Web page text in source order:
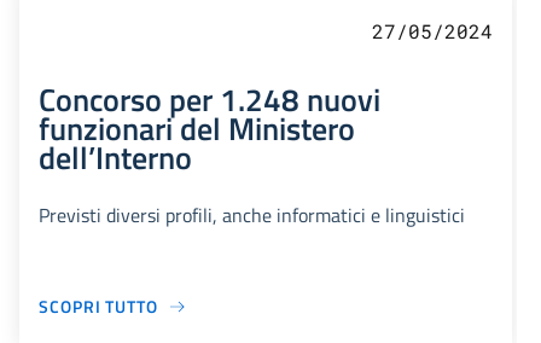
27/05/2024
Concorso per 1.248 nuovi
funzionari del Ministero
dell’Interno
Previsti diversi profili, anche informatici e linguistici
SCOPRI TUTTO